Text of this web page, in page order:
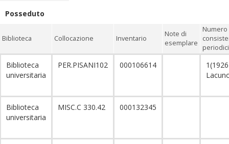
Posseduto
Biblioteca Collocazione Inventario
Note di
esemplare
periodici
Biblioteca
universitaria
PER.PISANI102 000106614
Biblioteca
universitaria
MISC.C 330.42 000132345